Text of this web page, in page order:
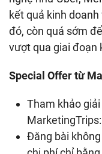
kết quả kinh
đó, còn quá sớm
vượt qua giai đoạn
Special Offer từ
Tham khảo
MarketingTrips:
Đăng bài